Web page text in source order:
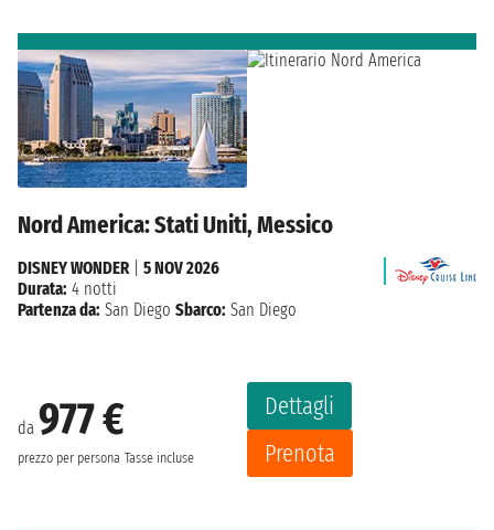
Nord America: Stati Uniti, Messico
da 977 €
prezzo per persona Tasse incluse
Dettagli
Prenota
DISNEY WONDER| 5 NOV 2026
Durata: 4 notti
Partenza da: San Diego Sbarco: San Diego